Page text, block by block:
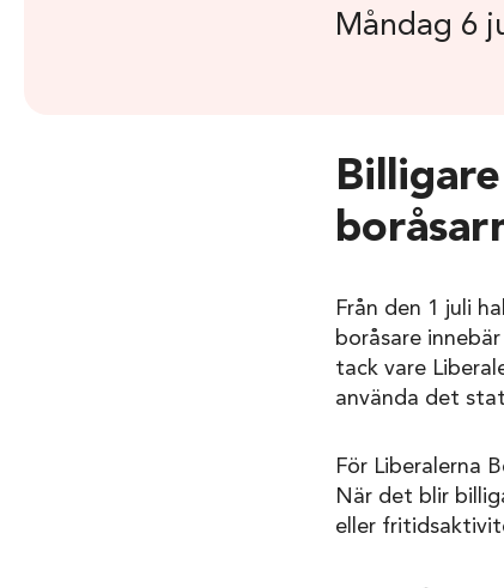
Måndag 6
Från den 1 juli
boråsare
tack vare
använda det
För Liberalerna
När det blir
eller